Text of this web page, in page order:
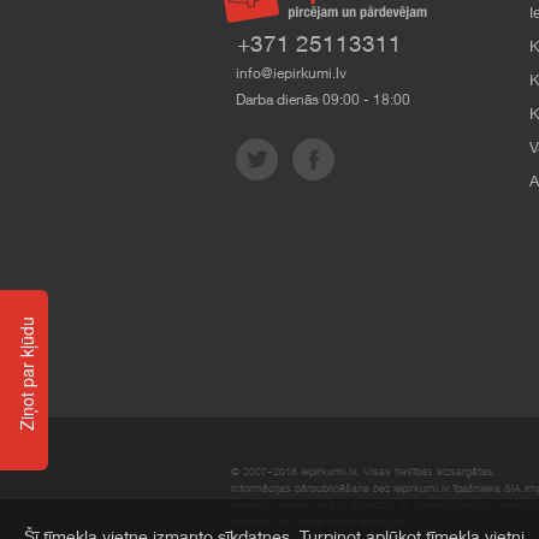
+371 25113311
info@iepirkumi.lv
Darba dienās 09:00 - 18:00
© 2007–2018 Iepirkumi.lv. Visas tiesības aizsargātas.
Informācijas pārpublicēšana bez iepirkumi.lv īpašnieka SIA
Ziņot par kļūdu